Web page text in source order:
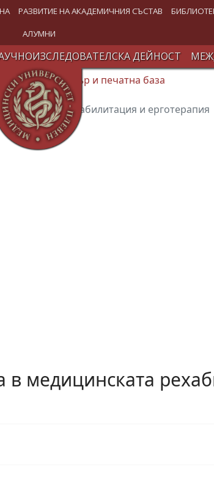
РАЗВИТИЕ НА АКАДЕМИЧНИЯ СЪСТАВ
АЛУМНИ
ДЕЙНОСТ
Издателски център и печатна база
рехабилитация и ерготерапия
медицинската